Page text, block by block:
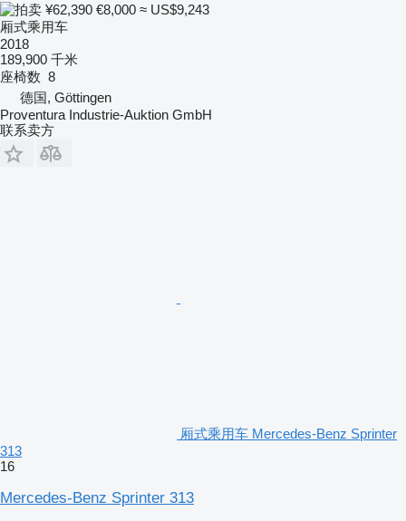
¥62,390 €8,000 ≈ US$9,243
厢式乘用车
2018
189,900 千米
座椅数 8
德国, Göttingen
Proventura Industrie-Auktion GmbH
联系卖方
厢式乘用车 Mercedes-Benz Sprinter
313
16
Mercedes-Benz Sprinter 313